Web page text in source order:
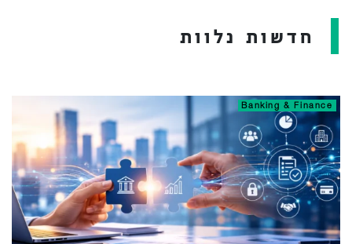
חדשות נלוות
Banking & Finance